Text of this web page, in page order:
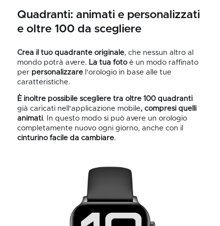
Quadranti: animati e personalizzati
e oltre 100 da scegliere
Crea il tuo quadrante originale, che nessun altro al
mondo potrà avere. La tua fotoè un modo raffinato
per personalizzare l'orologio in base alle tue
caratteristiche.
È inoltre possibile scegliere tra oltre 100 quadranti
già caricati nell'applicazione mobile, compresi quelli
animati. In questo modo si può avere un orologio
completamente nuovo ogni giorno, anche con il
cinturino facile da cambiare.